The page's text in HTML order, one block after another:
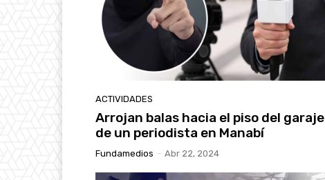
ACTIVIDADES
Arrojan balas hacia el piso del garaje
de un periodista en Manabí
Fundamedios - Abr 22, 2024